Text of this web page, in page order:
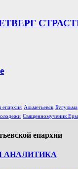
епархия Альметьевск Бугульма
Священномученик
епархии
АНАЛИТИКА